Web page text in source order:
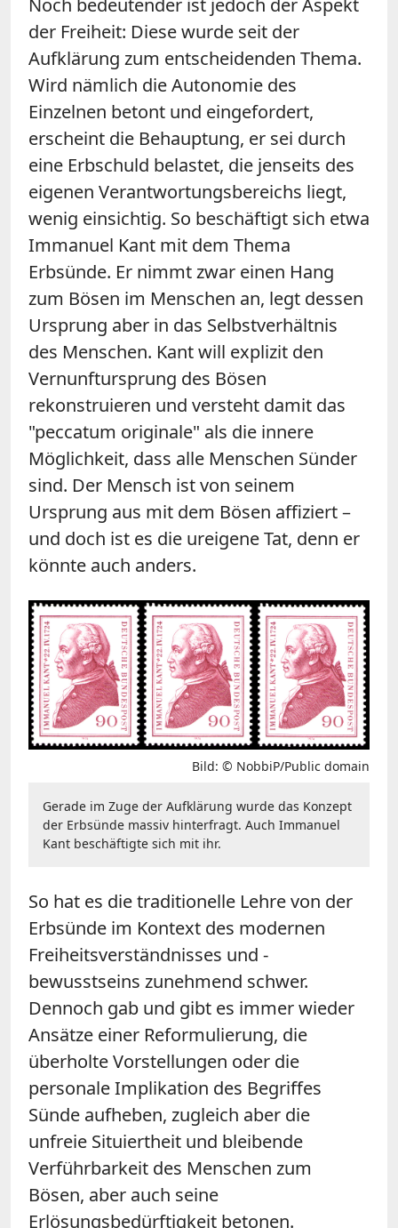
der Freiheit: Diese wurde seit der
Aufklärung zum entscheidenden Thema.
Wird nämlich die Autonomie des
Einzelnen betont und eingefordert,
erscheint die Behauptung, er sei durch
eine Erbschuld belastet, die jenseits des
eigenen Verantwortungsbereichs liegt,
wenig einsichtig. So beschäftigt sich etwa
Immanuel Kant mit dem Thema
Erbsünde. Er nimmt zwar einen Hang
zum Bösen im Menschen an, legt dessen
Ursprung aber in das Selbstverhältnis
des Menschen. Kant will explizit den
Vernunftursprung des Bösen
rekonstruieren und versteht damit das
"peccatum originale" als die innere
Möglichkeit, dass alle Menschen Sünder
sind. Der Mensch ist von seinem
Ursprung aus mit dem Bösen affiziert –
und doch ist es die ureigene Tat, denn er
könnte auch anders.
Bild: © NobbiP/Public domain
Gerade im Zuge der Aufklärung wurde das Konzept
der Erbsünde massiv hinterfragt. Auch Immanuel
Kant beschäftigte sich mit ihr.
So hat es die traditionelle Lehre von der
Erbsünde im Kontext des modernen
Freiheitsverständnisses und -
bewusstseins zunehmend schwer.
Dennoch gab und gibt es immer wieder
Ansätze einer Reformulierung, die
überholte Vorstellungen oder die
personale Implikation des Begriffes
Sünde aufheben, zugleich aber die
unfreie Situiertheit und bleibende
Verführbarkeit des Menschen zum
Bösen, aber auch seine
Erlösungsbedürftigkeit betonen.